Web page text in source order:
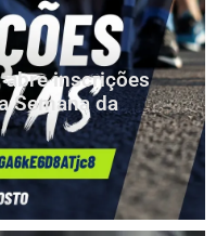
abre inscrições
Semana da